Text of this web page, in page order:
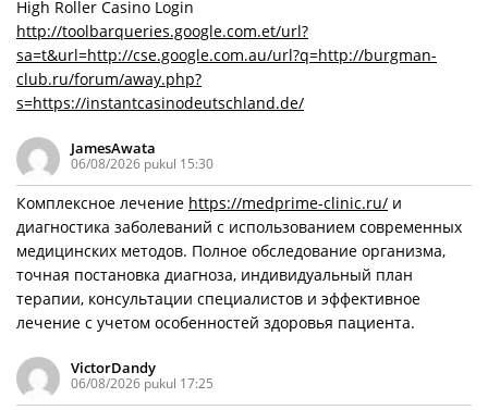
High Roller Casino Login
http://toolbarqueries.google.com.et/url?
sa=t&url=http://cse.google.com.au/url?q=http://burgman-
club.ru/forum/away.php?
s=https://instantcasinodeutschland.de/
JamesAwata
06/08/2026 pukul 15:30
Комплексное лечение https://medprime-clinic.ru/ и
диагностика заболеваний с использованием современных
медицинских методов. Полное обследование организма,
точная постановка диагноза, индивидуальный план
терапии, консультации специалистов и эффективное
лечение с учетом особенностей здоровья пациента.
VictorDandy
06/08/2026 pukul 17:25